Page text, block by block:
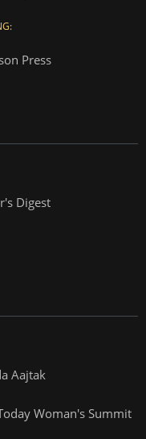
Press
Digest
Aajtak
Woman's Summit